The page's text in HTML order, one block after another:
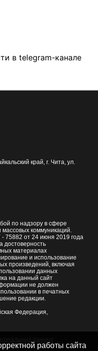
в telegram-канале
край, г. Чита, ул.
по надзору в сфере
коммуникаций.
75882 от 24 июня 2019 года
достоверность
материалах
и использование
произведений, включая
данных
на данный сайт
не должен
в печатных
редакции.
Федерация,
работы сайта